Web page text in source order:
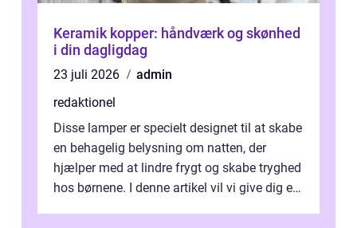
Keramik kopper: håndværk og skønhed
i din dagligdag
23 juli 2026
admin
redaktionel
Disse lamper er specielt designet til at skabe
en behagelig belysning om natten, der
hjælper med at lindre frygt og skabe tryghed
hos børnene. I denne artikel vil vi give dig en